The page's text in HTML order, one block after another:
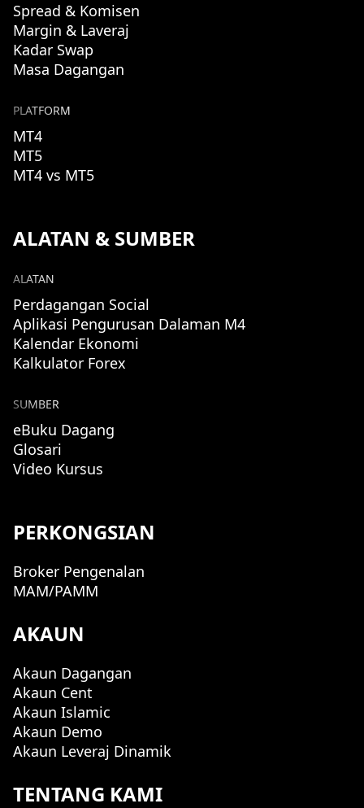
Spread & Komisen
Margin & Laveraj
Kadar Swap
Masa Dagangan
PLATFORM
MT4
MT5
MT4 vs MT5
ALATAN & SUMBER
ALATAN
Perdagangan Social
Aplikasi Pengurusan Dalaman M4
Kalendar Ekonomi
Kalkulator Forex
SUMBER
eBuku Dagang
Glosari
Video Kursus
PERKONGSIAN
Broker Pengenalan
MAM/PAMM
AKAUN
Akaun Dagangan
Akaun Cent
Akaun Islamic
Akaun Demo
Akaun Leveraj Dinamik
TENTANG KAMI